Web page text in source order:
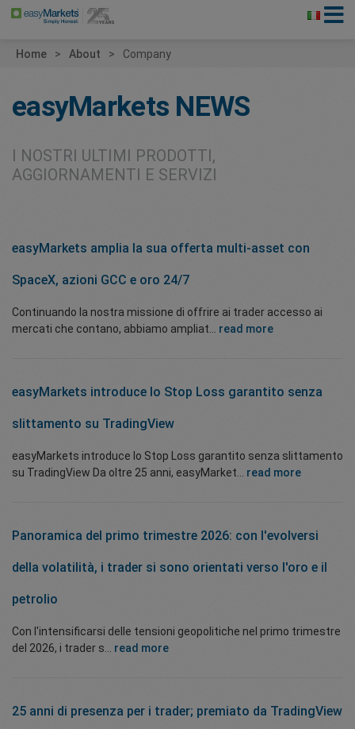
Home About Company
easyMarkets NEWS
I NOSTRI ULTIMI PRODOTTI,
AGGIORNAMENTI E SERVIZI
easyMarkets amplia la sua offerta multi-asset con
SpaceX, azioni GCC e oro 24/7
Continuando la nostra missione di offrire ai trader accesso ai
mercati che contano, abbiamo ampliat... read more
easyMarkets introduce lo Stop Loss garantito senza
slittamento su TradingView
easyMarkets introduce lo Stop Loss garantito senza slittamento
su TradingView Da oltre 25 anni, easyMarket... read more
Panoramica del primo trimestre 2026: con l'evolversi
della volatilità, i trader si sono orientati verso l'oro e il
petrolio
Con l'intensificarsi delle tensioni geopolitiche nel primo trimestre
del 2026, i trader s... read more
25 anni di presenza per i trader; premiato da TradingView